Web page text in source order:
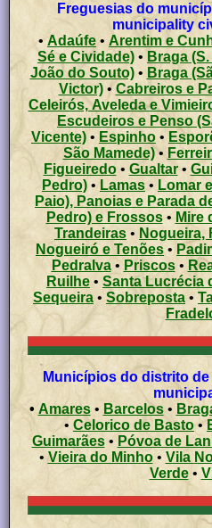
Freguesias do
municipality
•Adaúfe • Arentim e
Sé e Cividade) • Braga
João do Souto)• Braga
Victor)•Cabreiros e
Celeirós, Aveleda e
Escudeiros e Penso
Vicente) • Espinho •
São Mamede)•
Figueiredo• Gualtar•
Pedro) • Lamas • Lomar
Paio), Panoias e Parada
Pedro) e Frossos• Mire
Trandeiras • Nogueira,
Nogueiró e Tenões •
Pedralva• Priscos•
Ruilhe • Santa Lucrécia
Sequeira • Sobreposta •
Municípios do distrito
• Amares• Barcelos•
•
Celorico de Basto•
Guimarães• Póvoa de
•Vieira do Minho•
Verde•